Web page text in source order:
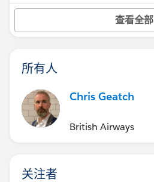
查看全部
所有人
Chris Geatch
British Airways
关注者